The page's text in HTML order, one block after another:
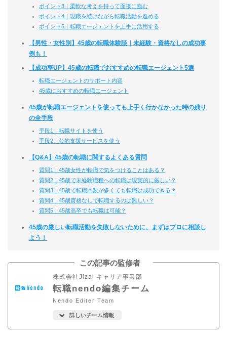
ポイント3｜柔軟な考えを持って面接に臨む
ポイント4｜現職を続けながら転職活動を進める
ポイント5｜転職エージェントを上手に活用する
【男性・女性別】45歳の転職体験談｜未経験・資格なしの成功事
例も！
【成功率UP】45歳の転職でおすすめの転職エージェント5選
転職エージェントのサポート内容
45歳におすすめの転職エージェント
45歳が転職エージェントを使っても上手く行かなかった時の残り
の全手段
手段1：転職サイトを使う
手段2：公的支援サービスを使う
【Q&A】45歳の転職に関するよくある質問
質問1｜45歳女性が転職で気をつけることはある？
質問2｜45歳で未経験職種への転職は現実的に厳しい？
質問3｜45歳で転職回数が多くても転職は成功できる？
質問4｜45歳資格なしで転職するのは難しい？
質問5｜45歳高卒でも転職は可能？
45歳の厳しい転職活動を失敗しないために、まずはプロに相談し
よう！
この記事の監修者
株式会社Jizai キャリア事業部
転職nendo編集チーム
Nendo Editer Team
詳しいチーム情報